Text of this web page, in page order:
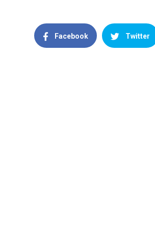
Facebook Twitter